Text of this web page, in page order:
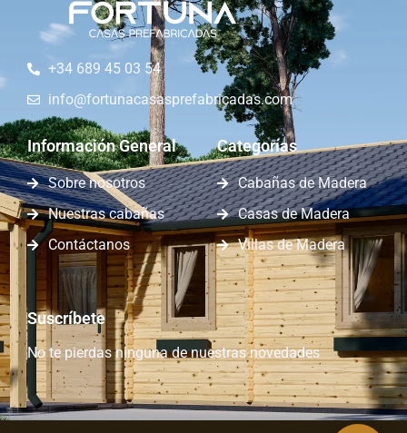
+34 689 45 03 54
info@fortunacasasprefabricadas.com
Información General
Sobre nosotros
Nuestras cabañas
Contáctanos
Categorías
Cabañas de Madera
Casas de Madera
Villas de Madera
Suscríbete
No te pierdas ninguna de nuestras novedades